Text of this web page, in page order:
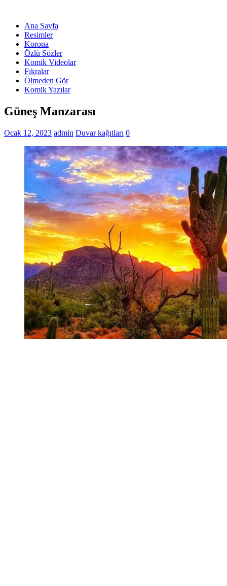
Ana Sayfa
Resimler
Korona
Özlü Sözler
Komik Videolar
Fıkralar
Ölmeden Gör
Komik Yazılar
Güneş Manzarası
Ocak 12, 2023 admin Duvar kağıtları 0